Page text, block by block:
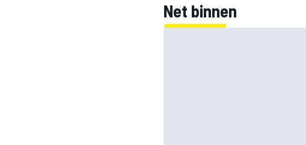
Net binnen